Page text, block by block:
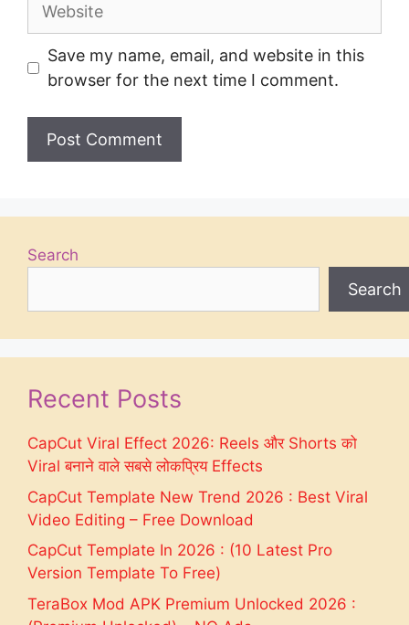
Save my name, email, and website in this
browser for the next time I comment.
Search
Search
Recent Posts
CapCut Viral Effect 2026: Reels और Shorts को
Viral बनाने वाले सबसे लोकप्रिय Effects
CapCut Template New Trend 2026 : Best Viral
Video Editing – Free Download
CapCut Template In 2026 : (10 Latest Pro
Version Template To Free)
TeraBox Mod APK Premium Unlocked 2026 :